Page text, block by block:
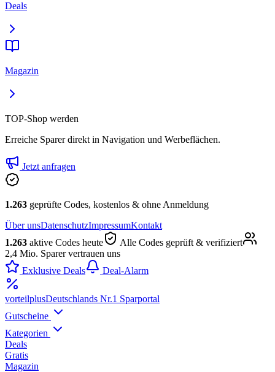
Deals
Magazin
TOP-Shop werden
Erreiche Sparer direkt in Navigation und Werbeflächen.
Jetzt anfragen
1.263 geprüfte Codes, kostenlos & ohne Anmeldung
Über unsDatenschutzImpressumKontakt
1.263 aktive Codes heute
Alle Codes geprüft & verifiziert
2,4 Mio. Sparer vertrauen uns
Exklusive Deals
Deal-Alarm
vorteilplusDeutschlands Nr.1 Sparportal
Gutscheine
Kategorien
Deals
Gratis
Magazin